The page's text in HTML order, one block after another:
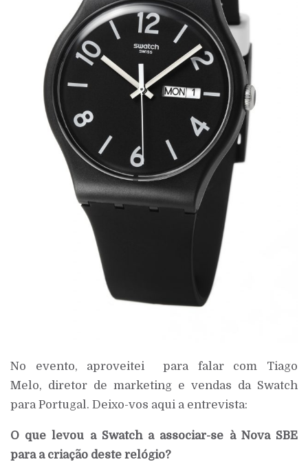
No evento, aproveitei para falar com Tiago
Melo, diretor de marketing e vendas da Swatch
para Portugal. Deixo-vos aqui a entrevista:
O que levou a Swatch a associar-se à Nova SBE
para a criação deste relógio?